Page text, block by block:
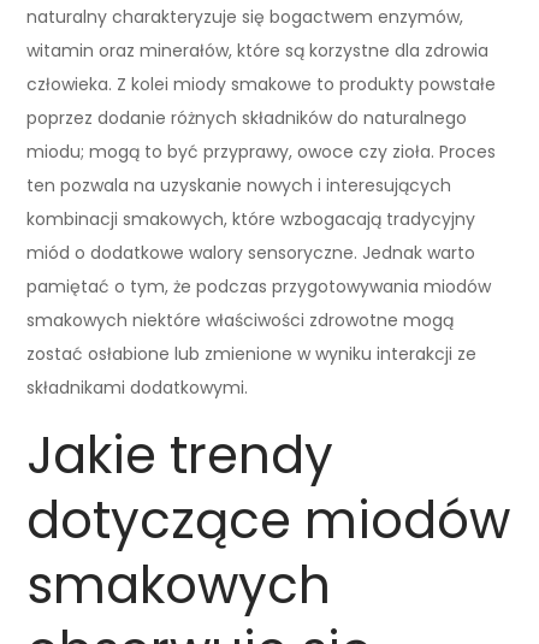
naturalny charakteryzuje się bogactwem enzymów,
witamin oraz minerałów, które są korzystne dla zdrowia
człowieka. Z kolei miody smakowe to produkty powstałe
poprzez dodanie różnych składników do naturalnego
miodu; mogą to być przyprawy, owoce czy zioła. Proces
ten pozwala na uzyskanie nowych i interesujących
kombinacji smakowych, które wzbogacają tradycyjny
miód o dodatkowe walory sensoryczne. Jednak warto
pamiętać o tym, że podczas przygotowywania miodów
smakowych niektóre właściwości zdrowotne mogą
zostać osłabione lub zmienione w wyniku interakcji ze
składnikami dodatkowymi.
Jakie trendy
dotyczące miodów
smakowych